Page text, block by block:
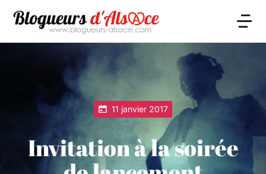
11 janvier 2017
Invitation à la soirée